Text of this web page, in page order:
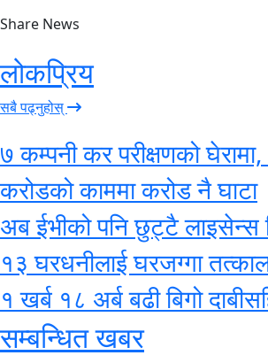
Share News
लोकप्रिय
सबै पढ्नुहोस्
७ कम्पनी कर परीक्षणको
करोडको काममा करोड नै घाटा
अब ईभीको पनि छुट्टै लाइसेन्स
१३ घरधनीलाई घरजग्गा
१ खर्ब १८ अर्ब बढी बिगो
सम्बन्धित खबर